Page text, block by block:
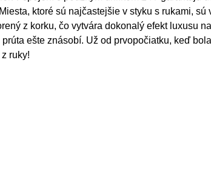
ktoré sú najčastejšie v styku s rukami, sú
z korku, čo vytvára dokonalý efekt luxusu
ešte znásobí. Už od prvopočiatku, keď
ruky!